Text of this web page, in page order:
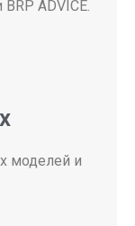
ADVICE.
моделей и